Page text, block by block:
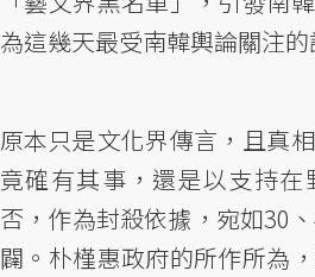
為這幾天最受南韓輿論關注的
原本只是文化界傳言，且真
竟確有其事，還是以支持
否，作為封殺依據，宛如30
闢。朴槿惠政府的所作所為